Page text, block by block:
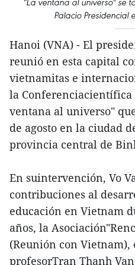
Palacio Presidencial
Hanoi (VNA) - El
reunió en esta capital
vietnamitas e
la
ventana al universo"
de agosto en la ciudad
provincia central de
En suintervención, Vo
contribuciones al
educación en Vietnam
años, la
(Reunión con Vietnam),
profesorTran Thanh